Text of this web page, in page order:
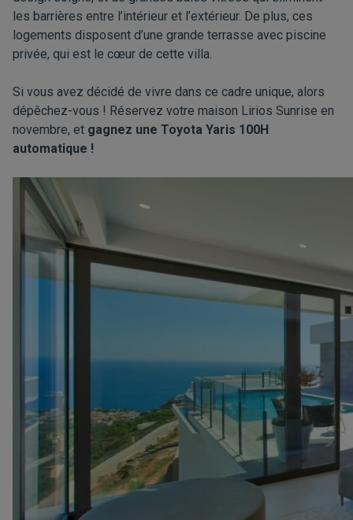
les barrières entre l’intérieur et l’extérieur. De plus, ces
logements disposent d’une grande terrasse avec piscine
privée, qui est le cœur de cette villa.
Si vous avez décidé de vivre dans ce cadre unique, alors
dépêchez-vous ! Réservez votre maison Lirios Sunrise en
novembre, et gagnez une Toyota Yaris 100H
automatique !